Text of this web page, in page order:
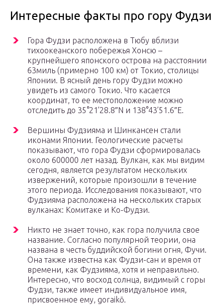
Интересные факты про гору Фудзи
Гора Фудзи расположена в Тюбу вблизи
тихоокеанского побережья Хонсю –
крупнейшего японского острова на расстоянии
63миль (примерно 100 км) от Токио, столицы
Японии. В ясный день гору Фудзи можно
увидеть из самого Токио. Что касается
координат, то ее местоположение можно
отследить до 35°21’28.8″N и 138°43’51.6″Е.
Вершины Фудзияма и Шинкансен стали
иконами Японии. Геологические расчеты
показывают, что гора Фудзи сформировалась
около 600000 лет назад. Вулкан, как мы видим
сегодня, является результатом нескольких
извержений, которые произошли в течение
этого периода. Исследования показывают, что
Фудзияма расположена на нескольких старых
вулканах: Комитаке и Ко-Фудзи.
Никто не знает точно, как гора получила свое
название. Согласно популярной теории, она
названа в честь буддийской богини огня, Фучи.
Она также известна как Фудзи-сан и время от
времени, как Фудзияма, хотя и неправильно.
Интересно, что восход солнца, видимый с горы
Фудзи, также имеет индивидуальное имя,
присвоенное ему, goraikō.